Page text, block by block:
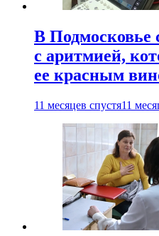
В Подмосковье
с аритмией,
ее красным
11 месяцев спустя11